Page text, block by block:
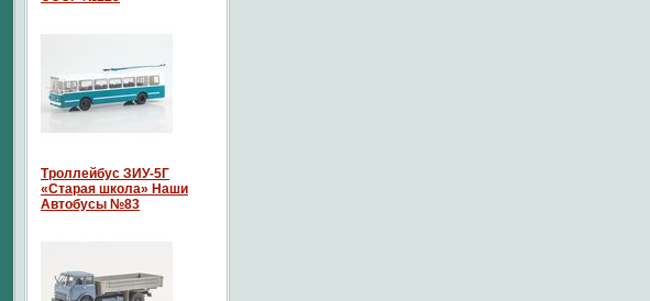
Троллейбус ЗИУ-5Г
«Старая школа» Наши
Автобусы №83